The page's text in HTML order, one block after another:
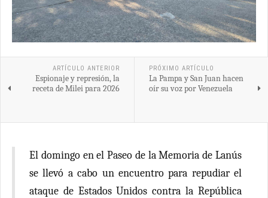
ARTÍCULO ANTERIOR
Espionaje y represión, la
receta de Milei para 2026
PRÓXIMO ARTÍCULO
La Pampa y San Juan hacen
oír su voz por Venezuela
El domingo en el Paseo de la Memoria de Lanús
se llevó a cabo un encuentro para repudiar el
ataque de Estados Unidos contra la República